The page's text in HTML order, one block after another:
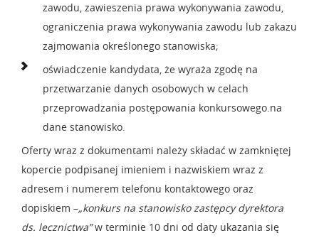
zawodu, zawieszenia prawa wykonywania zawodu,
ograniczenia prawa wykonywania zawodu lub zakazu
zajmowania określonego stanowiska;
oświadczenie kandydata, że wyraża zgodę na
przetwarzanie danych osobowych w celach
przeprowadzania postępowania konkursowego.na
dane stanowisko.
Oferty wraz z dokumentami należy składać w zamkniętej
kopercie podpisanej imieniem i nazwiskiem wraz z
adresem i numerem telefonu kontaktowego oraz
dopiskiem –„konkurs na stanowisko zastępcy dyrektora
ds. lecznictwa”w terminie 10 dni od daty ukazania się